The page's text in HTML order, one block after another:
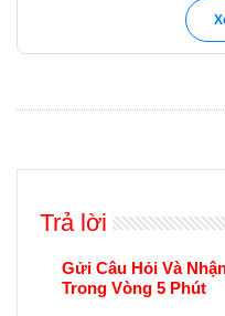
Trả lời
Gửi Câu Hỏi Và
Trong Vòng 5 Phút